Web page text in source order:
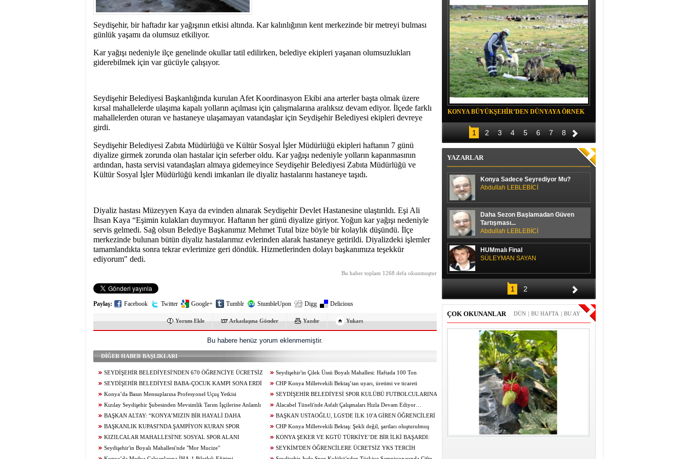
15:31
- Seydişehir'in Boyalı Mahallesi'nde "Mor Mucize"
Seydişehir, bir haftadır kar yağışının etkisi altında. Kar kalınlığının kent merkezinde bir metreyi bulması
günlük yaşamı da olumsuz etkiliyor.
Kar yağışı nedeniyle ilçe genelinde okullar tatil edilirken, belediye ekipleri yaşanan olumsuzlukları
giderebilmek için var gücüyle çalışıyor.
Seydişehir Belediyesi Başkanlığında kurulan Afet Koordinasyon Ekibi ana arterler başta olmak üzere
kırsal mahallelerde ulaşıma kapalı yolların açılması için çalışmalarına aralıksız devam ediyor. İlçede farklı
mahallelerden oturan ve hastaneye ulaşamayan vatandaşlar için Seydişehir Belediyesi ekipleri devreye
girdi.
Seydişehir Belediyesi Zabıta Müdürlüğü ve Kültür Sosyal İşler Müdürlüğü ekipleri haftanın 7 günü
diyalize girmek zorunda olan hastalar için seferber oldu. Kar yağışı nedeniyle yolların kapanmasının
ardından, hasta servisi vatandaşları almaya gidemeyince Seydişehir Belediyesi Zabıta Müdürlüğü ve
Kültür Sosyal İşler Müdürlüğü kendi imkanları ile diyaliz hastalarını hastaneye taşıdı.
Diyaliz hastası Müzeyyen Kaya da evinden alınarak Seydişehir Devlet Hastanesine ulaştırıldı. Eşi Ali
İhsan Kaya “Eşimin kulakları duymuyor. Haftanın her günü diyalize giriyor. Yoğun kar yağışı nedeniyle
servis gelmedi. Sağ olsun Belediye Başkanımız Mehmet Tutal bize böyle bir kolaylık düşündü. İlçe
merkezinde bulunan bütün diyaliz hastalarımız evlerinden alarak hastaneye getirildi. Diyalizdeki işlemler
tamamlandıkta sonra tekrar evlerimize geri döndük. Hizmetlerinden dolayı başkanımıza teşekkür
ediyorum" dedi.
Bu haber toplam 1268 defa okunmuştur
Paylaş: Facebook Twitter Google+ Tumblr StumbleUpon Digg Delicious
Yorum Ekle Arkadaşına Gönder Yazdır Yukarı
Bu habere henüz yorum eklenmemiştir.
DİĞER HABER BAŞLIKLARI
SEYDİŞEHİR BELEDİYESİ'NDEN 670 ÖĞRENCİYE ÜCRETSİZ
TERCİH DANIŞMANLIĞI
Seydişehir'in Çilek Üssü Boyalı Mahallesi: Haftada 100 Ton
Üretim...
SEYDİŞEHİR BELEDİYESİ BABA-ÇOCUK KAMPI SONA ERDİ
CHP Konya Milletvekili Bektaş’tan uyarı, üretimi ve ticareti
canlandıracak adımlar gecikmeden atılmalıdır
Konya’da Basın Mensuplarına Profesyonel Uçuş Yetkisi
SEYDİŞEHİR BELEDİYESİ SPOR KULÜBÜ FUTBOLCULARINA
BAŞAKŞEHİR ‘DEN DAVET
Kızılay Seydişehir Şubesinden Mevsimlik Tarım İşçilerine Anlamlı
Ziyaret
Alacabel Tüneli'nde Asfalt Çalışmaları Hızla Devam Ediyor…
BAŞKAN ALTAY: “KONYA’MIZIN BİR HAYALİ DAHA
GERÇEKLEŞİYOR. AĞIR BAKIM'DA BÜYÜK TAŞINMA BAŞLADI”
BAŞKAN USTAOĞLU, LGS'DE İLK 10'A GİREN ÖĞRENCİLERİ
ÖDÜLLENDİRDİ
BAŞKANLIK KUPASI'NDA ŞAMPİYON KURAN SPOR
CHP Konya Milletvekili Bektaş: Şekli değil, şartları oluşturulmuş
bir öğrenci affı istiyoruz
KIZILCALAR MAHALLESİ'NE SOSYAL SPOR ALANI
KAZANDIRILDI
KONYA ŞEKER VE KGTÜ TÜRKİYE’DE BİR İLKİ BAŞARDI:
Seydişehir'in Boyalı Mahallesi'nde "Mor Mucize"
SEYKİM'DEN ÖĞRENCİLERE ÜCRETSİZ YKS TERCİH
KONYA BÜYÜKŞEHİR’DEN DÜNYAYA ÖRNEK
PROJE
1 2 3 4 5 6 7 8
YAZARLAR
Konya Sadece Seyrediyor Mu?
Abdullah LEBLEBİCİ
Daha Sezon Başlamadan Güven
Tartışması...
Abdullah LEBLEBİCİ
HUMmalı Final
SÜLEYMAN SAYAN
SPOR SOHBETİ
H. Yüksel GÜLAY
1 2
ÇOK OKUNANLAR BU AY
|
BU HAFTA
|
DÜN